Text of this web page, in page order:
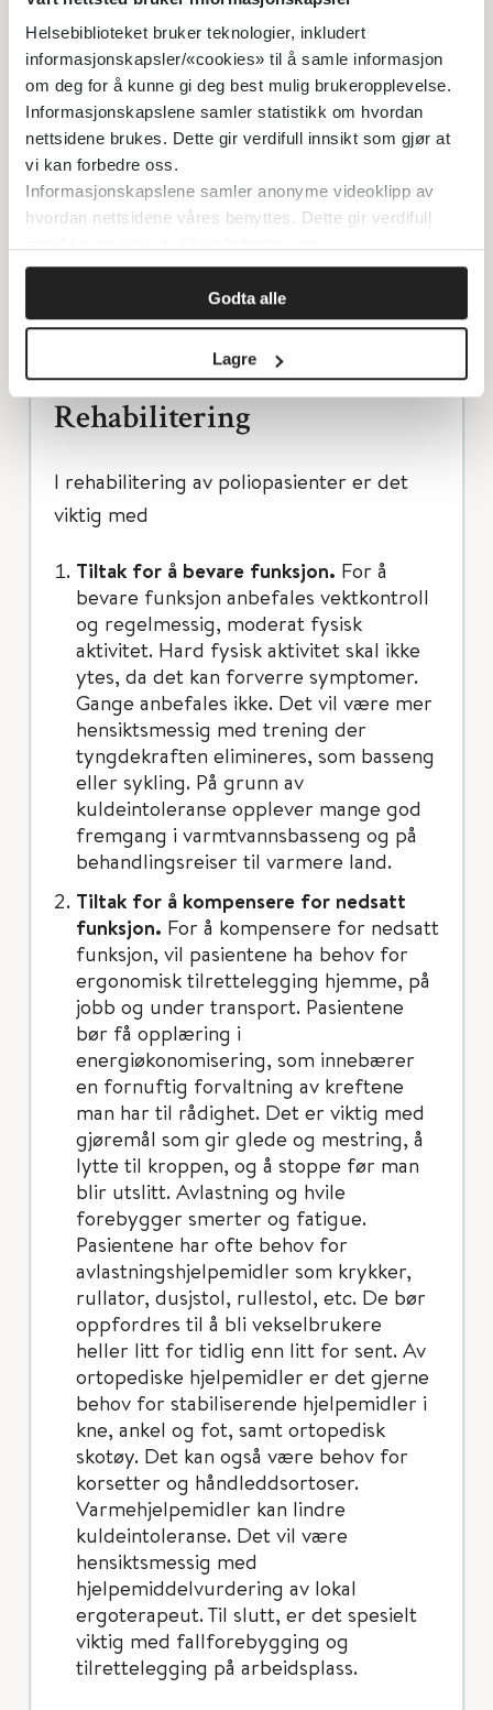
Helsebiblioteket bruker teknologier, inkludert
informasjonskapsler/«cookies» til å samle informasjon
om deg for å kunne gi deg best mulig brukeropplevelse.
Informasjonskapslene samler statistikk om hvordan
nettsidene brukes. Dette gir verdifull innsikt som gjør at
vi kan forbedre oss.
Informasjonskapslene samler anonyme videoklipp av
hvordan nettsidene våres benyttes. Dette gir verdifull
Godta alle
Lagre
kartlegging av arbeidsøkonomi.
Billeddiagnostikk og blodprøver kan være
aktuelt med tanke på andre tilstander
som kan gi liknende symptomer og krever
annen behandling. Klinisk nevrofysiologi
kan brukes for å bedømme omfang og
alvorlighet av tidligere polio og
ekskludere annen nevromuskulær
sykdom, men kan ikke skille
postpoliosyndrom fra generelle
Rehabilitering
I rehabilitering av poliopasienter er det
viktig med
Tiltak for å bevare funksjon. For å
bevare funksjon anbefales vektkontroll
og regelmessig, moderat fysisk
aktivitet. Hard fysisk aktivitet skal ikke
ytes, da det kan forverre symptomer.
Gange anbefales ikke. Det vil være mer
hensiktsmessig med trening der
tyngdekraften elimineres, som basseng
eller sykling. På grunn av
kuldeintoleranse opplever mange god
fremgang i varmtvannsbasseng og på
behandlingsreiser til varmere land.
Tiltak for å kompensere for nedsatt
funksjon. For å kompensere for nedsatt
funksjon, vil pasientene ha behov for
ergonomisk tilrettelegging hjemme, på
jobb og under transport. Pasientene
bør få opplæring i
energiøkonomisering, som innebærer
en fornuftig forvaltning av kreftene
man har til rådighet. Det er viktig med
gjøremål som gir glede og mestring, å
lytte til kroppen, og å stoppe før man
blir utslitt. Avlastning og hvile
forebygger smerter og fatigue.
Pasientene har ofte behov for
avlastningshjelpemidler som krykker,
rullator, dusjstol, rullestol, etc. De bør
oppfordres til å bli vekselbrukere
heller litt for tidlig enn litt for sent. Av
ortopediske hjelpemidler er det gjerne
behov for stabiliserende hjelpemidler i
kne, ankel og fot, samt ortopedisk
skotøy. Det kan også være behov for
korsetter og håndleddsortoser.
Varmehjelpemidler kan lindre
kuldeintoleranse. Det vil være
hensiktsmessig med
hjelpemiddelvurdering av lokal
ergoterapeut. Til slutt, er det spesielt
viktig med fallforebygging og
tilrettelegging på arbeidsplass.